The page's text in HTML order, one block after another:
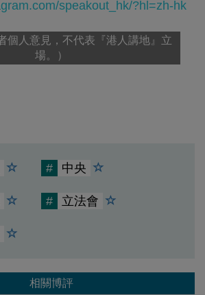
speakout_hk/?hl=zh-hk
個人意見，不代表『港人講地』立
場。）
# 中央
# 立法會
相關博評